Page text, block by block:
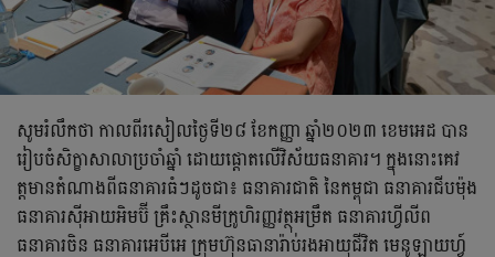
សូមរំលឹកថា កាលពីរសៀលថ្ងៃទី២៨ ខែកញ្ញា ឆ្នាំ២០២៣ ខេមអេដ បាន
រៀបចំសិក្ខាសាលាប្រចាំឆ្នាំ ដោយផ្ដោតលើវិស័យធនាគារ។ ក្នុងនោះគេវ
ត្ដមានតំណាងពីធនាគារធំៗដូចជា៖ ធនាគារជាតិ នៃកម្ពុជា ធនាគារជីបម៉ុង
ធនាគារស៊ីអាយអិមប៊ី គ្រឹះស្ថានមីក្រូហិរញ្ញវត្ថុអម្រឹត ធនាគារហ្វីលីព
ធនាគារចិន ធនាគារអេបីអេ ក្រុមហ៊ុនធានារ៉ាប់រងអាយុជីវិត មេនូឡាយហ្វ៍